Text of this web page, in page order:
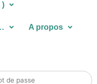
)
A propos